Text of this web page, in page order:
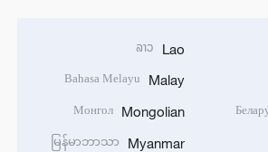
Lao
ລາວ
Malay
Bahasa Melayu
Mongolian
Монгол
Myanmar
မြန်မာဘာသာ